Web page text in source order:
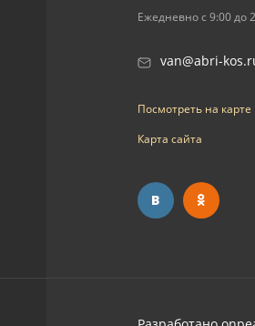
Ежедневно с 9:00 до
van@abri-
Посмотреть на карте
Карта сайта